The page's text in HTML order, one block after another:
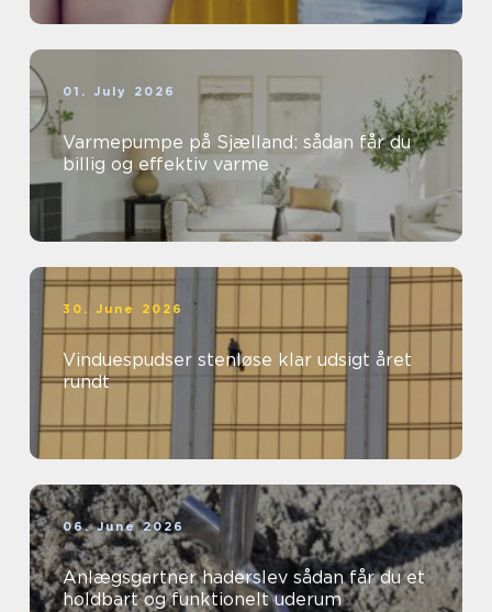
01. July 2026
Varmepumpe på Sjælland: sådan får du
billig og effektiv varme
30. June 2026
Vinduespudser stenløse klar udsigt året
rundt
06. June 2026
Anlægsgartner haderslev sådan får du et
holdbart og funktionelt uderum